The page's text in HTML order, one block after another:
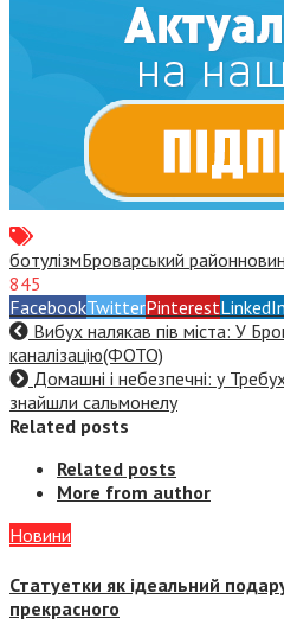
ботулізмБроварський район
845
FacebookTwitterPinterestLinkedIn
Вибух налякав пів міста: У
каналізацію(ФОТО)
Домашні і небезпечні: у
знайшли сальмонелу
Related posts
Related posts
More from author
Новини
Статуетки як ідеальний
прекрасного